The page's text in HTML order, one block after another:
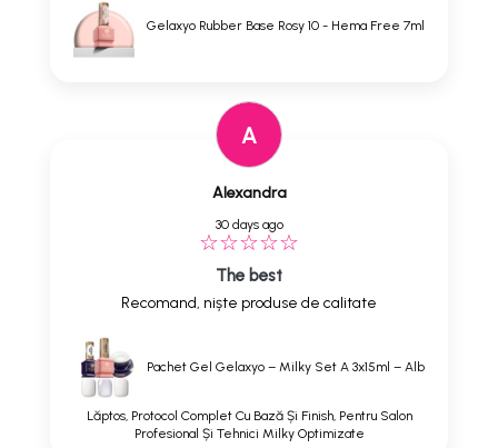
Gelaxyo Rubber Base Rosy 10 - Hema Free 7ml
A
Alexandra
30 days ago
The best
Recomand, niște produse de calitate
Pachet Gel Gelaxyo – Milky Set A 3x15ml – Alb
Lăptos, Protocol Complet Cu Bază Și Finish, Pentru Salon
Profesional Și Tehnici Milky Optimizate